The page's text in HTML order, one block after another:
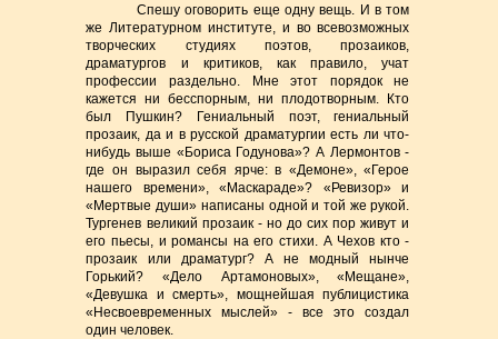
Спешу оговорить еще одну вещь. И в том
же Литературном институте, и во всевозможных
творческих студиях поэтов, прозаиков,
драматургов и критиков, как правило, учат
профессии раздельно. Мне этот порядок не
кажется ни бесспорным, ни плодотворным. Кто
был Пушкин? Гениальный поэт, гениальный
прозаик, да и в русской драматургии есть ли что-
нибудь выше «Бориса Годунова»? А Лермонтов -
где он выразил себя ярче: в «Демоне», «Герое
нашего времени», «Маскараде»? «Ревизор» и
«Мертвые души» написаны одной и той же рукой.
Тургенев великий прозаик - но до сих пор живут и
его пьесы, и романсы на его стихи. А Чехов кто -
прозаик или драматург? А не модный нынче
Горький? «Дело Артамоновых», «Мещане»,
«Девушка и смерть», мощнейшая публицистика
«Несвоевременных мыслей» - все это создал
один человек.